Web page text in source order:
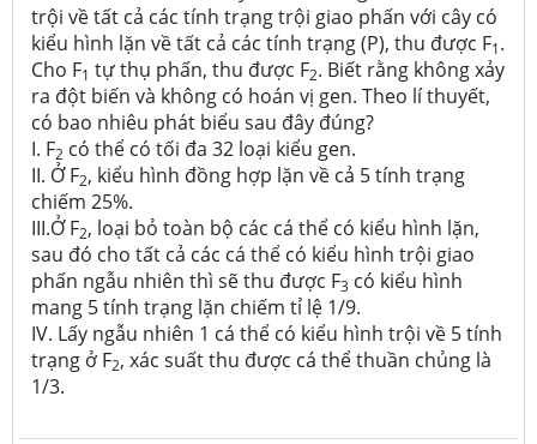
trội về tất cả các tính trạng trội giao phấn với cây có
kiểu hình lặn về tất cả các tính trạng (P), thu được F1.
Cho F1 tự thụ phấn, thu được F2. Biết rằng không xảy
ra đột biến và không có hoán vị gen. Theo lí thuyết,
có bao nhiêu phát biểu sau đây đúng?
I. F2 có thể có tối đa 32 loại kiểu gen.
II. Ở F2, kiểu hình đồng hợp lặn về cả 5 tính trạng
chiếm 25%.
III.Ở F2, loại bỏ toàn bộ các cá thể có kiểu hình lặn,
sau đó cho tất cả các cá thể có kiểu hình trội giao
phấn ngẫu nhiên thì sẽ thu được F3 có kiểu hình
mang 5 tính trạng lặn chiếm tỉ lệ 1/9.
IV. Lấy ngẫu nhiên 1 cá thể có kiểu hình trội về 5 tính
trạng ở F2, xác suất thu được cá thể thuần chủng là
1/3.